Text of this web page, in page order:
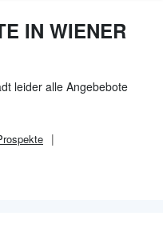
IN WIENER
leider alle Angebebote